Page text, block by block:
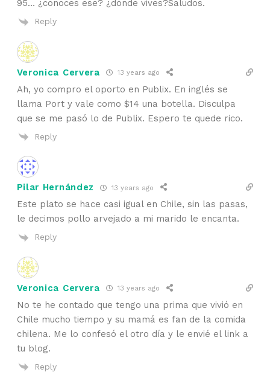
95… ¿conoces ese? ¿dónde vives?Saludos.
Reply
Veronica Cervera 13 years ago
Ah, yo compro el oporto en Publix. En inglés se
llama Port y vale como $14 una botella. Disculpa
que se me pasó lo de Publix. Espero te quede rico.
Reply
Pilar Hernández 13 years ago
Este plato se hace casi igual en Chile, sin las pasas,
le decimos pollo arvejado a mi marido le encanta.
Reply
Veronica Cervera 13 years ago
No te he contado que tengo una prima que vivió en
Chile mucho tiempo y su mamá es fan de la comida
chilena. Me lo confesó el otro día y le envié el link a
tu blog.
Reply